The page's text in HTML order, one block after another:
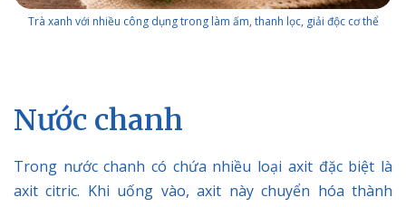
Trà xanh với nhiều công dụng trong làm ấm, thanh lọc, giải độc cơ thể
Nước chanh
Trong nước chanh có chứa nhiều loại axit đặc biệt là
axit citric. Khi uống vào, axit này chuyển hóa thành